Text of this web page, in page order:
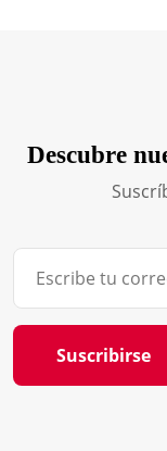
Descubre
Suscribirse